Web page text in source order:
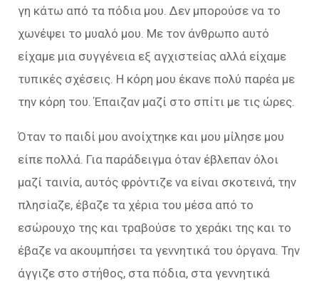
γη κάτω από τα πόδια μου. Δεν μπορούσε να το
χωνέψει το μυαλό μου. Με τον άνθρωπο αυτό
είχαμε μια συγγένεια εξ αγχιστείας αλλά είχαμε
τυπικές σχέσεις. Η κόρη μου έκανε πολύ παρέα με
την κόρη του. Έπαιζαν μαζί στο σπίτι με τις ώρες.
Όταν το παιδί μου ανοίχτηκε και μου μίλησε μου
είπε πολλά. Για παράδειγμα όταν έβλεπαν όλοι
μαζί ταινία, αυτός φρόντιζε να είναι σκοτεινά, την
πλησίαζε, έβαζε τα χέρια του μέσα από το
εσώρουχο της και τραβούσε το χεράκι της και το
έβαζε να ακουμπήσει τα γεννητικά του όργανα. Την
άγγιζε στο στήθος, στα πόδια, στα γεννητικά